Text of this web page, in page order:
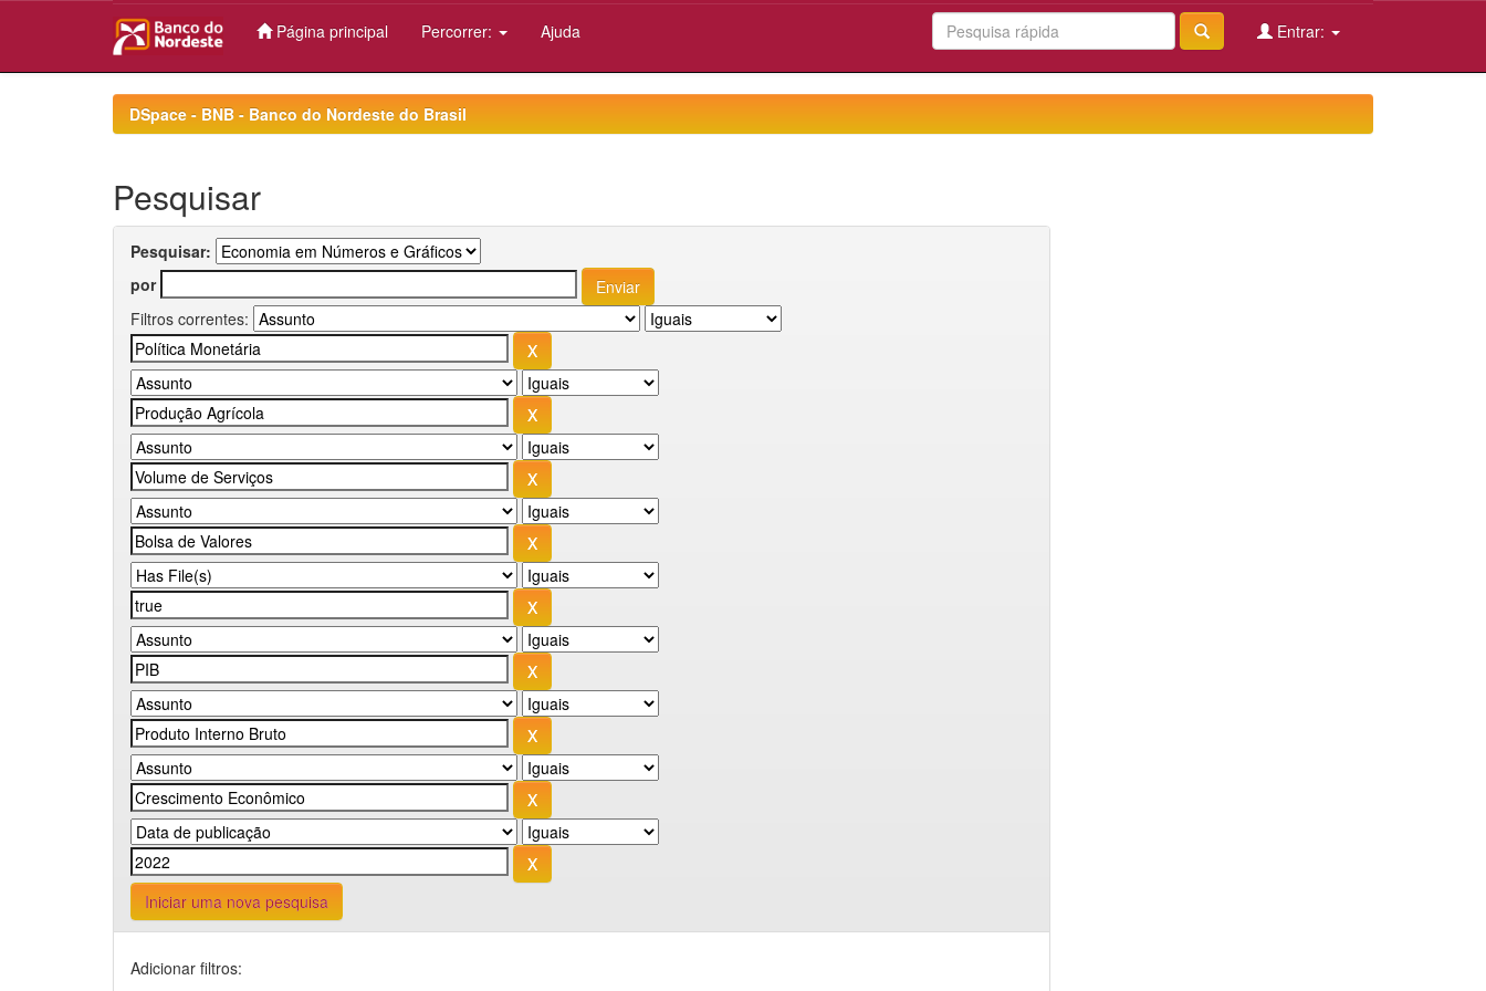
Página principal Percorrer: Ajuda Entrar:
DSpace - BNB - Banco do Nordeste do Brasil
Pesquisar
Pesquisar:
por
Filtros correntes:
Iniciar uma nova pesquisa
Adicionar filtros: